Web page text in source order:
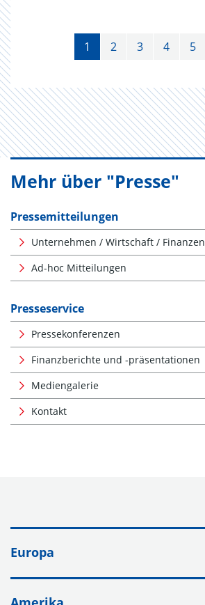
1 2 3 4 5
Mehr über "Presse"
Pressemitteilungen
Unternehmen / Wirtschaft / Finanzen
Ad-hoc Mitteilungen
Presseservice
Pressekonferenzen
Finanzberichte und -präsentationen
Mediengalerie
Kontakt
Europa